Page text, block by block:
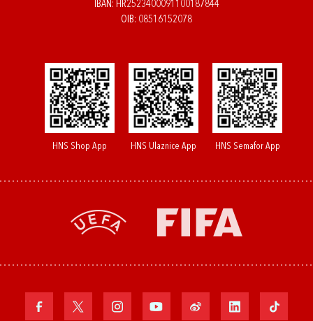
IBAN: HR2523400091100187844
OIB: 08516152078
HNS Shop App HNS Ulaznice App HNS Semafor App